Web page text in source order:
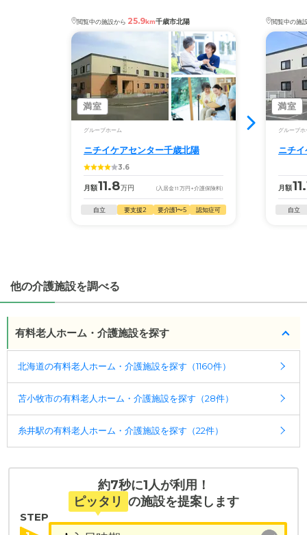
ケアスル 介護では詳細な 料金プランをご確認頂けま
す。詳しくはこちら
◎ケアスル 介護の3つの特徴
・経験豊富な入居相談員が完全無料で施設探しをサ
受付時間：10：00～19：00
・全国10000件の介護施設情報を掲載
幅広い選択肢の中から、条件にあった施設を選ぶ
ことができます。
医療・看護体制から施設を探すこともできます。
閲覧中の施設から 25.9km千歳市北陽
満室
グループホーム
ニチイケアセンター千歳北陽
3.6
月額11.8万円 (入居金11 万円 +介護保険料)
自立 要支援2 要介護1〜5 認知症可
閲覧中の施
満室
グループホ
ニチ
月額
自立
他の介護施設を調べる
有料老人ホーム・介護施設を探す
北海道の有料老人ホーム・介護施設を探す（1160件）
苫小牧市の有料老人ホーム・介護施設を探す（28件）
糸井駅の有料老人ホーム・介護施設を探す（22件）
約7秒に1人が利用！
ピッタリ の施設を提案します
STEP